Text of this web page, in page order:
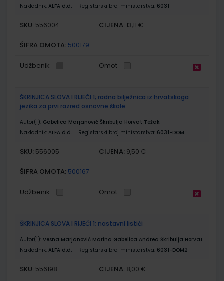
Nakladnik: ALFA d.d. Registarski broj ministarstva: 6031
SKU: 556004 CIJENA: 13,11 €
ŠIFRA OMOTA: 500179
Udžbenik Omot
ŠKRINJICA SLOVA I RIJEČI 1; radna bilježnica iz hrvatskoga
jezika za prvi razred osnovne škole
Autor(i): Gabelica Marjanović Škribulja Horvat Težak
Nakladnik: ALFA d.d. Registarski broj ministarstva: 6031-DOM
SKU: 556005 CIJENA: 9,50 €
ŠIFRA OMOTA: 500167
Udžbenik Omot
ŠKRINJICA SLOVA I RIJEČI 1; nastavni listići
Autor(i): Vesna Marjanović Marina Gabelica Andrea Škribulja Horvat
Nakladnik: ALFA d.d. Registarski broj ministarstva: 6031-DOM2
SKU: 556198 CIJENA: 8,00 €